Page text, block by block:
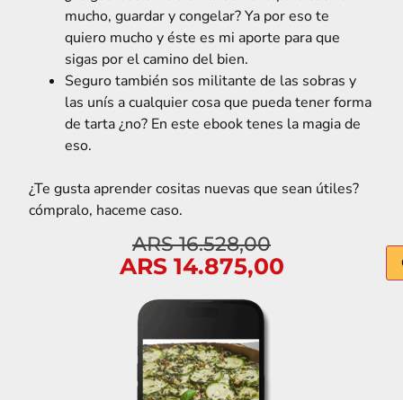
mucho, guardar y congelar? Ya por eso te
quiero mucho y éste es mi aporte para que
sigas por el camino del bien.
Seguro también sos militante de las sobras y
las unís a cualquier cosa que pueda tener forma
de tarta ¿no? En este ebook tenes la magia de
eso.
¿Te gusta aprender cositas nuevas que sean útiles?
cómpralo, haceme caso.
ARS16.528,00
ARS14.875,00